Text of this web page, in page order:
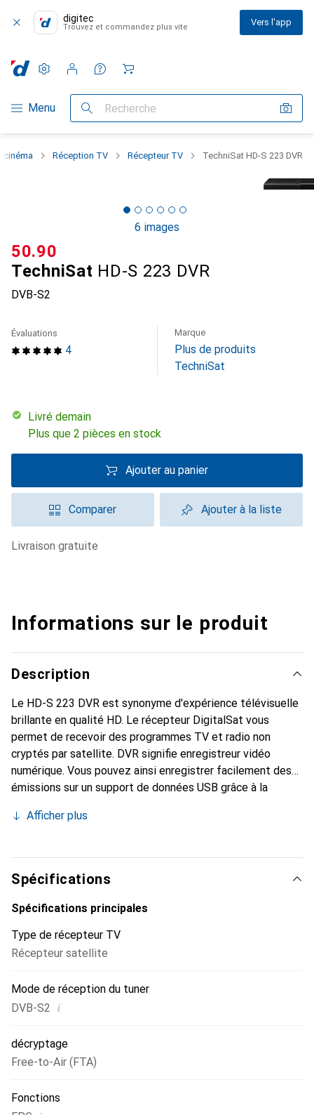
digitec
Trouvez et commandez plus vite Vers l'app
Navigation par catégorie
Menu Recherche
Paramètres
Compte client
Listes de comparaison
Listes d'envies
Panier
cinéma Réception TV Récepteur TV TechniSat HD-S 223 DVR
6 images
TechniSat HD-S 223 DVR
DVB-S2
CHF
50.90
4
Évaluations Marque
Plus de produits
TechniSat
Livré demain
Plus que 2 pièces en stock
Ajouter au panier
Comparer Ajouter à la liste
livraison gratuite
Informations sur le produit
Description
Le HD-S 223 DVR est synonyme d'expérience télévisuelle
brillante en qualité HD. Le récepteur DigitalSat vous
permet de recevoir des programmes TV et radio non
cryptés par satellite. DVR signifie enregistreur vidéo
numérique. Vous pouvez ainsi enregistrer facilement des
émissions sur un support de données USB grâce à la
d'utiliser la fonction Timeshift pour mettre en pause le
électronique des programmes) intégré fournit un aperçu
des programmes jusqu'à sept jours à l'avance. Grâce à son
design compact, le HD-S 223 DVR peut être utilisé dans
des racks TV ou des pièces où l'espace est limité. Outre la
multimédia USB pour la lecture de fichiers vidéo, musicaux
ou d'images.
Afficher plus
Spécifications
Spécifications principales
Type de récepteur TV
Récepteur satellite
Mode de réception du tuner
DVB-S2 i
décryptage
Free-to-Air (FTA)
Fonctions